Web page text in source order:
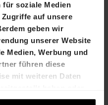
für soziale Medien
auf unsere
geben wir
unserer Website
Medien, Werbung und
führen diese
mit weiteren Daten
der Dienste